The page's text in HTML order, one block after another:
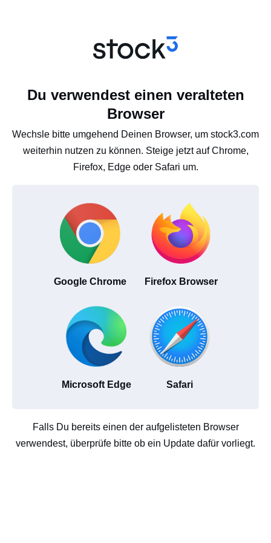
Du verwendest einen veralteten
Browser
Wechsle bitte umgehend Deinen Browser, um stock3.com
weiterhin nutzen zu können. Steige jetzt auf Chrome,
Firefox, Edge oder Safari um.
Google Chrome Firefox Browser
Microsoft Edge Safari
Falls Du bereits einen der aufgelisteten Browser
verwendest, überprüfe bitte ob ein Update dafür vorliegt.